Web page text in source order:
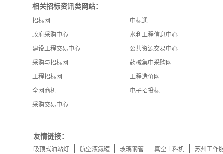
相关招标资讯类网站：
招标网
中标通
政府采购中心
水利工程信息中心
建设工程交易中心
公共资源交易中心
采购与招标网
药械集中采购网
工程招标网
工程造价网
全网商机
电子招投标
采购交易中心
友情链接：
吸顶式油站灯 航空液氮罐 玻璃钢管 真空上料机
苏州工作